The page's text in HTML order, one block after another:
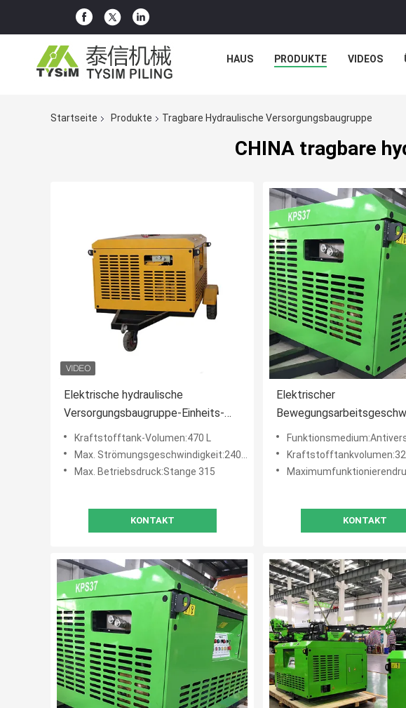
HAUS PRODUKTE VIDEOS
Startseite Produkte Tragbare Hydraulische Versorgungsbaugruppe
CHINA tragbare
Elektrische hydraulische
Versorgungsbaugruppe-Einheits-
Hochdruckstation mit drahtlosem
Kontrollsystem
Kraftstofftank-Volumen:470 L
Max. Strömungsgeschwindigkeit:240 l/min
Max. Betriebsdruck:Stange 315
KONTAKT
Elektrischer
KPS22 380V der
Hydraulikaggregat-
Kompaktbauweise-1460
KONTAKT